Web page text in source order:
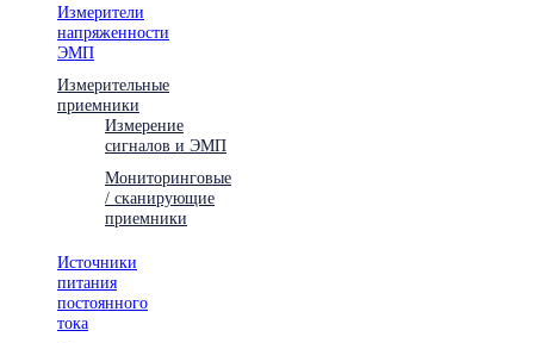
Измерители
напряженности
ЭМП
Измерительные
приемники
Измерение
сигналов и ЭМП
Мониторинговые
/ сканирующие
приемники
Источники
питания
постоянного
тока